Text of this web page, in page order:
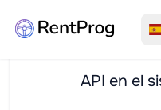
API en el